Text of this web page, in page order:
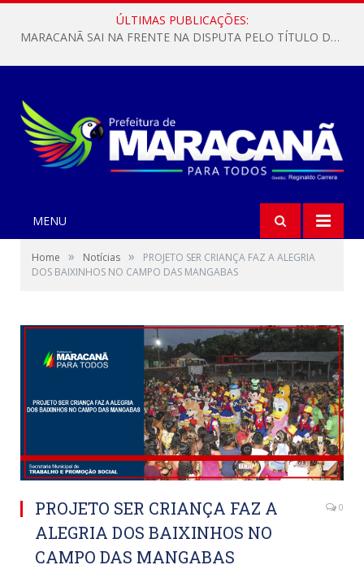
ÚLTIMAS PUBLICAÇÕES:
MARACANÃ SAI NA FRENTE NA DISPUTA PELO TÍTULO DA COPA PARÁ SUB-17!
MENU
Home » Notícias »
PROJETO SER CRIANÇA FAZ A ALEGRIA
DOS BAIXINHOS NO CAMPO DAS MANGABAS
PROJETO SER CRIANÇA FAZ A
ALEGRIA DOS BAIXINHOS NO
CAMPO DAS MANGABAS
0